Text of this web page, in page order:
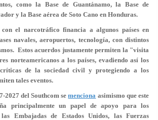
como la Base de Guantánamo, la Base de
y la Base aérea de Soto Cano en Honduras.
el narcotráfico financia a algunos países en
navales, aeropuertos, tecnología, con distintos
Estos acuerdos justamente permiten la "visita
norteamericanos a los países, evadiendo así los
críticas de la sociedad civil y protegiendo a los
tales eventos.
2027 del Southcom semenciona asimismo que este
principalmente un papel de apoyo para los
Embajadas de Estados Unidos, las Fuerzas